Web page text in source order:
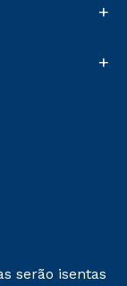
+
+
serão isentas